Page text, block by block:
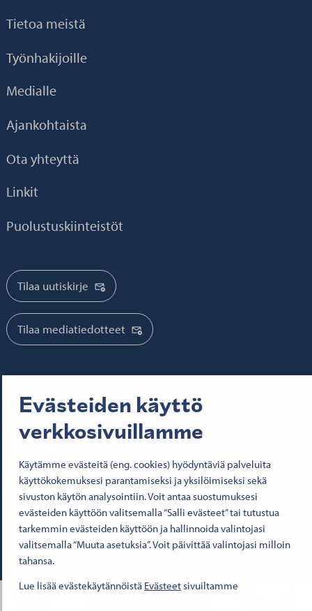
Evästeiden käyttö
verkkosivuillamme
Käytämme evästeitä (eng. cookies) hyödyntäviä palveluita
käyttökokemuksesi parantamiseksi ja yksilöimiseksi sekä
sivuston käytön analysointiin. Voit antaa suostumuksesi
evästeiden käyttöön valitsemalla “Salli evästeet” tai tutustua
tarkemmin evästeiden käyttöön ja hallinnoida valintojasi
valitsemalla “Muuta asetuksia”. Voit päivittää valintojasi milloin
tahansa.
Lue lisää evästekäytännöistä Evästeet sivuiltamme
Tietoa meistä
Työnhakijoille
Medialle
Ajankohtaista
Ota yhteyttä
Linkit
Puolustuskiinteistöt
Tilaa uutiskirje
Tilaa mediatiedotteet
© 2026 Senaatti-kiinteistöt
Käyttöehdot
Evästeet
Saavutettavuusseloste
Tietosuoja
Y-tunnus 1503388-4
Senatfastigheter på Facebook
Senatfastigheter på LinkedIn
Senatfastigheter på SlideShare
Senaten i X
Senatfastigheter på YouTube
Senatfastigheter på Instagram